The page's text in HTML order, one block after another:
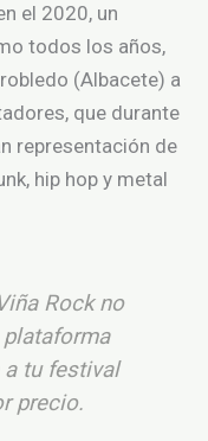
el 2020, un
todos los años,
(Albacete) a
que durante
representación de
hip hop y metal
Rock no
a tu festival
precio.